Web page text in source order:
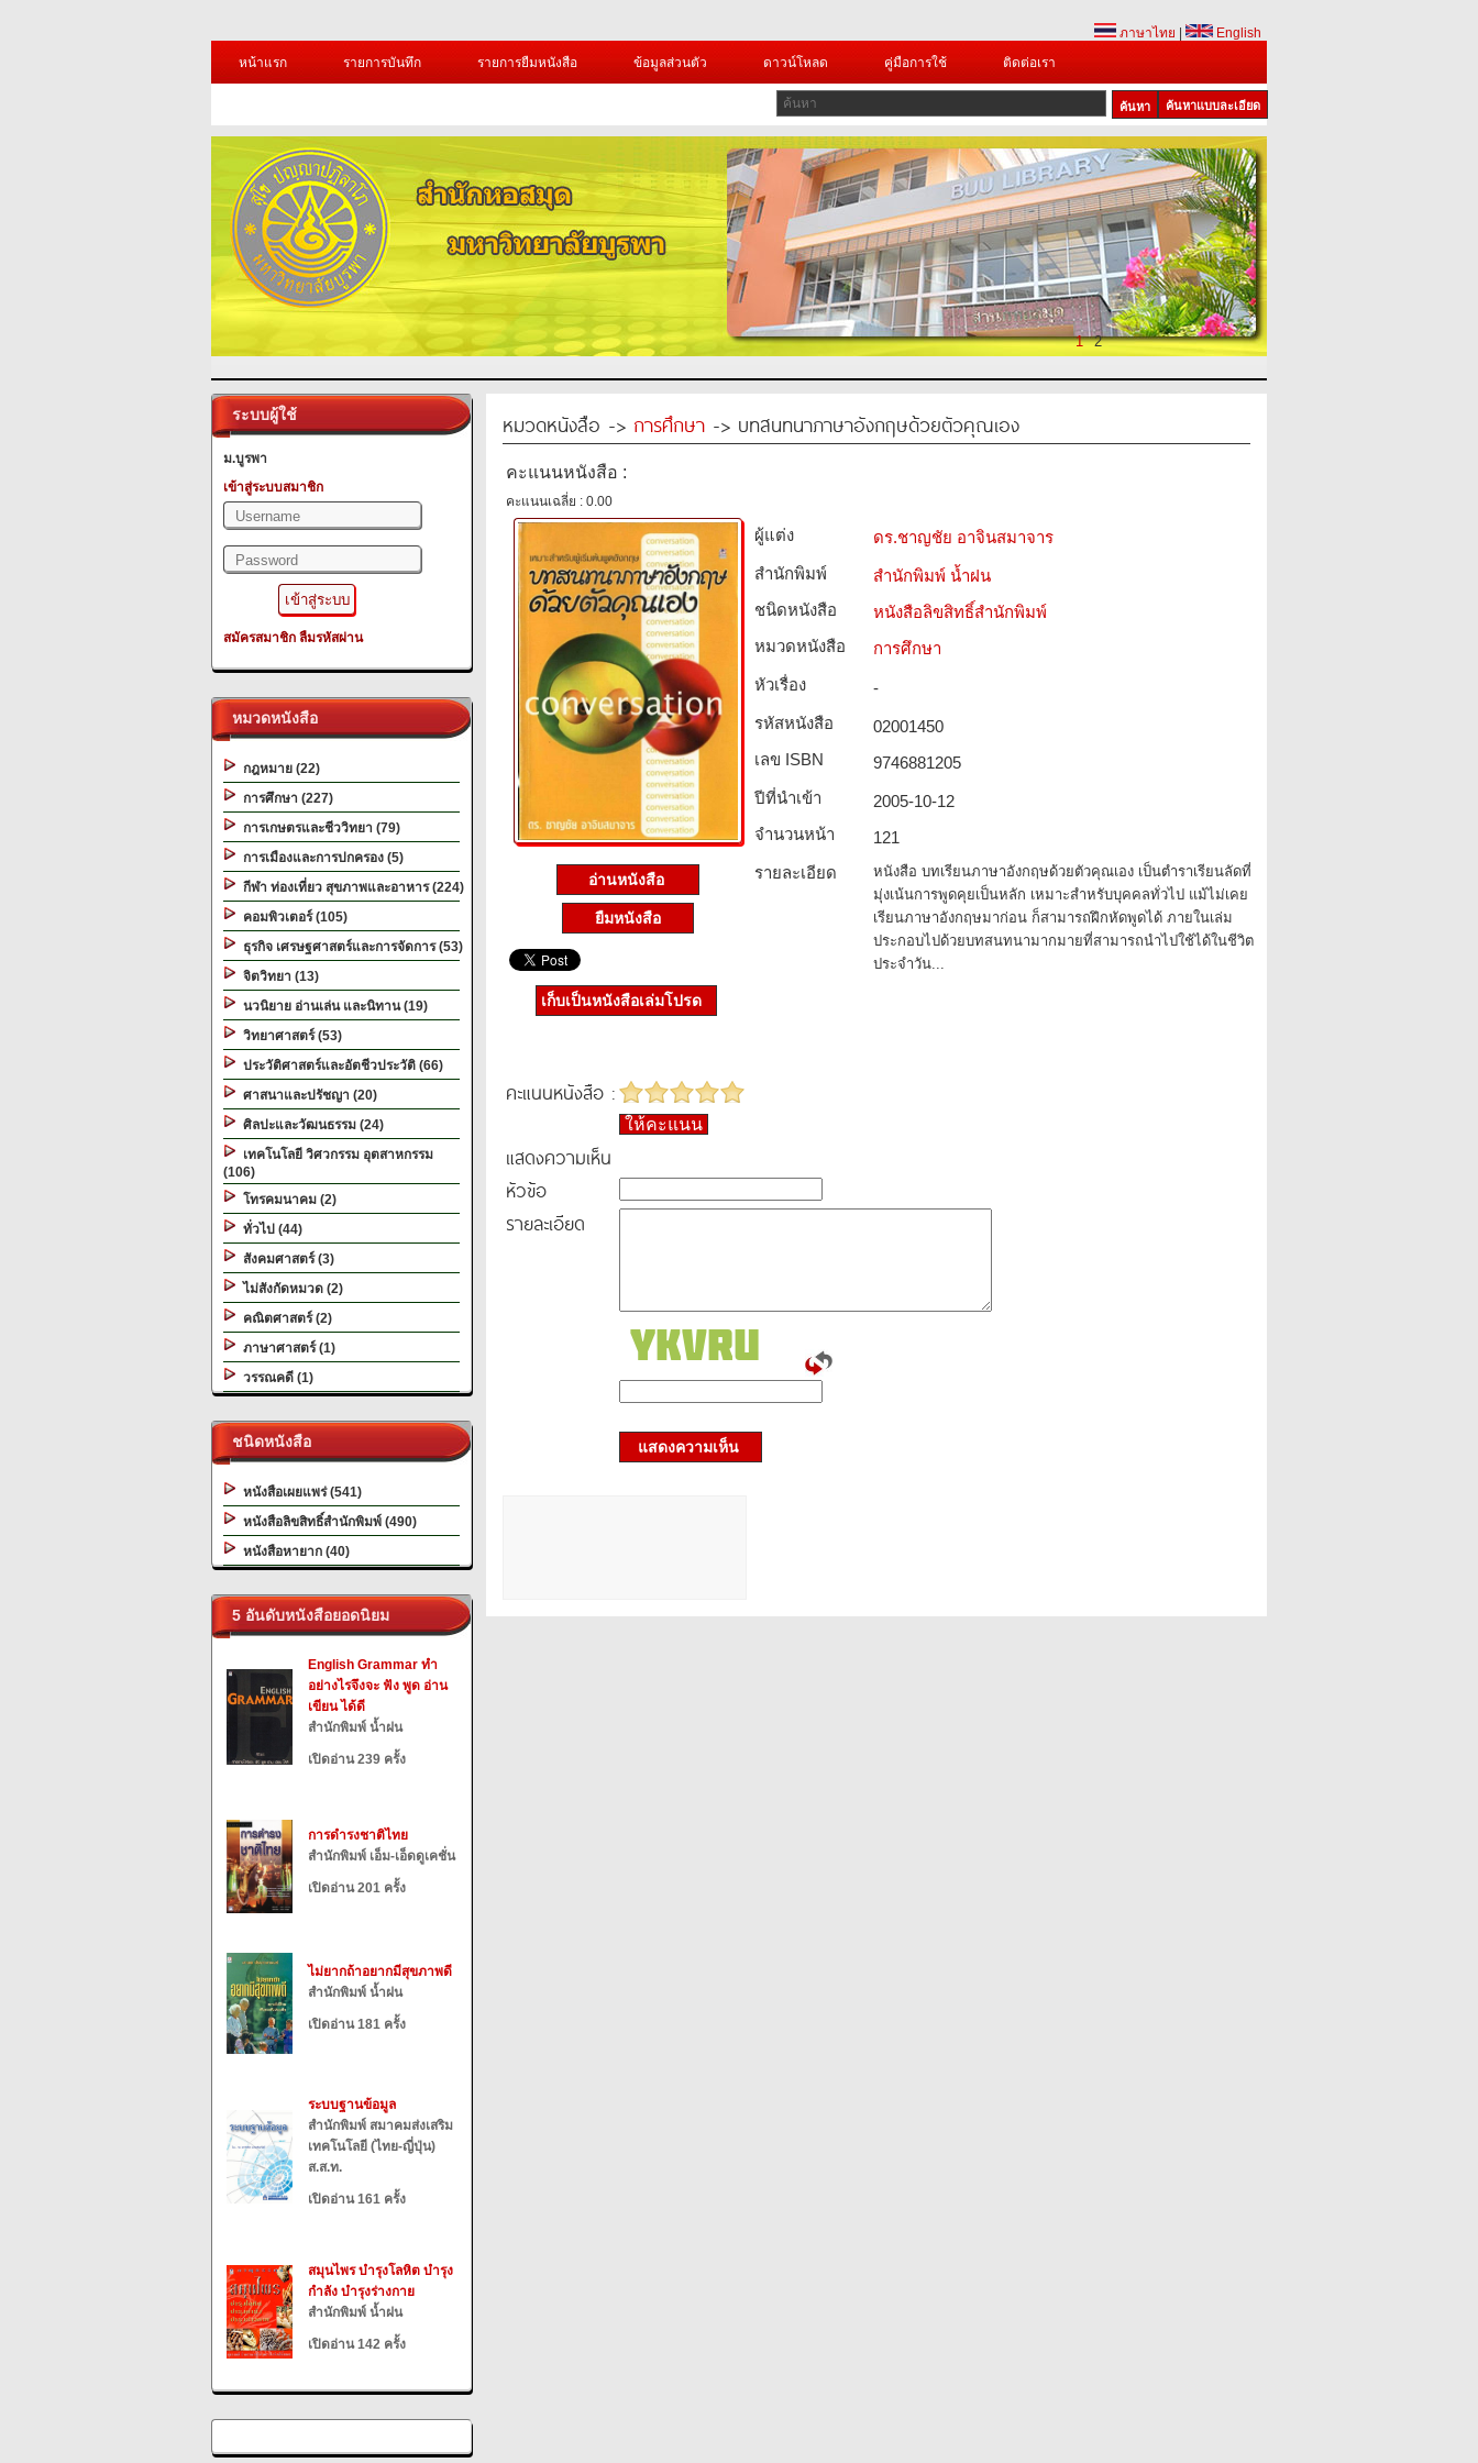
ภาษาไทย
English
หน้าแรก
รายการบันทึก รายการยืมหนังสือ ข้อมูลส่วนตัว ดาวน์โหลด คู่มือการใช้ ติดต่อเรา
ค้นหาแบบละเอียด
1 2
ระบบผู้ใช้
ม.บูรพา
เข้าสู่ระบบสมาชิก
สมัครสมาชิก ลืมรหัสผ่าน
หมวดหนังสือ
กฎหมาย (22)
การศึกษา (227)
การเกษตรและชีววิทยา (79)
การเมืองและการปกครอง (5)
กีฬา ท่องเที่ยว สุขภาพและอาหาร (224)
คอมพิวเตอร์ (105)
ธุรกิจ เศรษฐศาสตร์และการจัดการ (53)
จิตวิทยา (13)
นวนิยาย อ่านเล่น และนิทาน (19)
วิทยาศาสตร์ (53)
ประวัติศาสตร์และอัตชีวประวัติ (66)
ศาสนาและปรัชญา (20)
ศิลปะและวัฒนธรรม (24)
เทคโนโลยี วิศวกรรม อุตสาหกรรม
(106)
โทรคมนาคม (2)
ทั่วไป (44)
สังคมศาสตร์ (3)
ไม่สังกัดหมวด (2)
คณิตศาสตร์ (2)
ภาษาศาสตร์ (1)
วรรณคดี (1)
ชนิดหนังสือ
หนังสือเผยแพร่ (541)
หนังสือลิขสิทธิ์สำนักพิมพ์ (490)
หนังสือหายาก (40)
5 อันดับหนังสือยอดนิยม
English Grammar ทำ
อย่างไรจึงจะ ฟัง พูด อ่าน
เขียน ได้ดี
สำนักพิมพ์ น้ำฝน
เปิดอ่าน 239 ครั้ง
การดำรงชาติไทย
สำนักพิมพ์ เอ็ม-เอ็ดดูเคชั่น
เปิดอ่าน 201 ครั้ง
ไม่ยากถ้าอยากมีสุขภาพดี
สำนักพิมพ์ น้ำฝน
เปิดอ่าน 181 ครั้ง
ระบบฐานข้อมูล
สำนักพิมพ์ สมาคมส่งเสริม
เทคโนโลยี (ไทย-ญี่ปุ่น)
ส.ส.ท.
เปิดอ่าน 161 ครั้ง
สมุนไพร บำรุงโลหิต บำรุง
กำลัง บำรุงร่างกาย
สำนักพิมพ์ น้ำฝน
เปิดอ่าน 142 ครั้ง
หมวดหนังสือ -> การศึกษา -> บทสนทนาภาษาอังกฤษด้วยตัวคุณเอง
คะแนนหนังสือ :
คะแนนเฉลี่ย : 0.00
อ่านหนังสือ
ยืมหนังสือ
ผู้แต่ง
ดร.ชาญชัย อาจินสมาจาร
สำนักพิมพ์
สำนักพิมพ์ น้ำฝน
ชนิดหนังสือ­
หนังสือลิขสิทธิ์สำนักพิมพ์
หมวดหนังสือ­
การศึกษา
หัวเรื่อง
-
รหัสหนังสือ­
02001450
เลข ISBN
9746881205
ปีที่นำเข้า
2005-10-12
จำนวนหน้า
121
รายละเอียด
หนังสือ บทเรียนภาษาอังกฤษด้วยตัวคุณเอง เป็นตำราเรียนลัดที่
มุ่งเน้นการพูดคุยเป็นหลัก เหมาะสำหรับบุคคลทั่วไป แม้ไม่เคย
เรียนภาษาอังกฤษมาก่อน ก็สามารถฝึกหัดพูดได้ ภายในเล่ม
ประกอบไปด้วยบทสนทนามากมายที่สามารถนำไปใช้ได้ในชีวิต
ประจำวัน...
เก็บเป็นหนังสือเล่มโปรด
คะแนนหนังสือ :
ให้คะแนน
แสดงความเห็น
หัวข้อ
รายละเอียด
แสดงความเห็น